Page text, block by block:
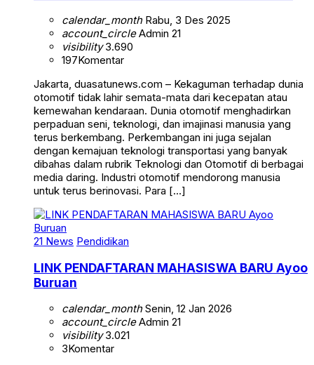
calendar_monthRabu, 3 Des 2025
account_circleAdmin 21
visibility3.690
197Komentar
Jakarta, duasatunews.com – Kekaguman terhadap dunia
otomotif tidak lahir semata-mata dari kecepatan atau
kemewahan kendaraan. Dunia otomotif menghadirkan
perpaduan seni, teknologi, dan imajinasi manusia yang
terus berkembang. Perkembangan ini juga sejalan
dengan kemajuan teknologi transportasi yang banyak
dibahas dalam rubrik Teknologi dan Otomotif di berbagai
media daring. Industri otomotif mendorong manusia
untuk terus berinovasi. Para […]
21 News Pendidikan
LINK PENDAFTARAN MAHASISWA BARU Ayoo
Buruan
calendar_monthSenin, 12 Jan 2026
account_circleAdmin 21
visibility3.021
3Komentar